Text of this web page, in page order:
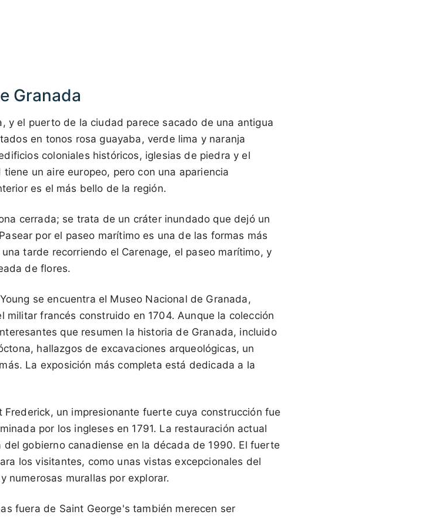
Granada
y el puerto de la ciudad parece sacado de una antigua
en tonos rosa guayaba, verde lima y naranja
coloniales históricos, iglesias de piedra y el
un aire europeo, pero con una apariencia
es el más bello de la región.
cerrada; se trata de un cráter inundado que dejó un
por el paseo marítimo es una de las formas más
tarde recorriendo el Carenage, el paseo marítimo, y
de flores.
se encuentra el Museo Nacional de Granada,
militar francés construido en 1704. Aunque la colección
que resumen la historia de Granada, incluido
hallazgos de excavaciones arqueológicas, un
La exposición más completa está dedicada a la
Frederick, un impresionante fuerte cuya construcción fue
por los ingleses en 1791. La restauración actual
gobierno canadiense en la década de 1990. El fuerte
los visitantes, como unas vistas excepcionales del
numerosas murallas por explorar.
fuera de Saint George's también merecen ser